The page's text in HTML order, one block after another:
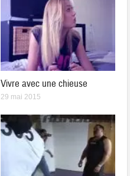
Vivre avec une chieuse
29 mai 2015